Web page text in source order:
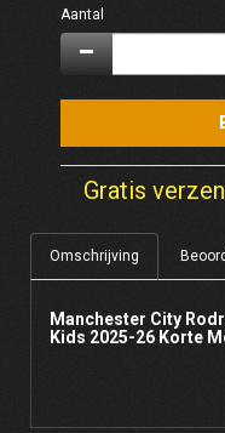
Aantal
Gratis
Omschrijving
Manchester City
Kids 2025-26 Korte